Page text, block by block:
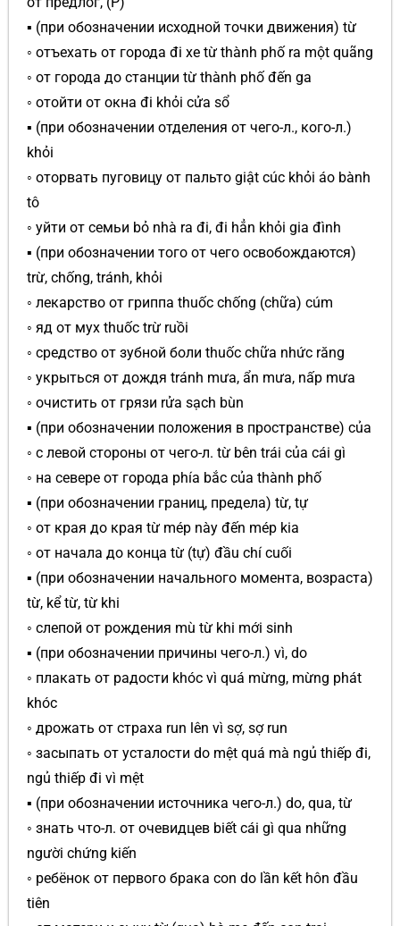
▪ (при обозначении исходной точки движения) từ
◦ отъехать от города đi xe từ thành phố ra một quãng
◦ от города до станции từ thành phố đến ga
◦ отойти от окна đi khỏi cửa sổ
▪ (при обозначении отделения от чего-л., кого-л.)
khỏi
◦ оторвать пуговицу от пальто giật cúc khỏi áo bành
tô
◦ уйти от семьи bỏ nhà ra đi, đi hẳn khỏi gia đình
▪ (при обозначении того от чего освобождаются)
trừ, chống, tránh, khỏi
◦ лекарство от гриппа thuốc chống (chữa) cúm
◦ яд от мух thuốc trừ ruồi
◦ средство от зубной боли thuốc chữa nhức răng
◦ укрыться от дождя tránh mưa, ẩn mưa, nấp mưa
◦ очистить от грязи rửa sạch bùn
▪ (при обозначении положения в пространстве) của
◦ с левой стороны от чего-л. từ bên trái của cái gì
◦ на севере от города phía bắc của thành phố
▪ (при обозначении границ, предела) từ, tự
◦ от края до края từ mép này đến mép kia
◦ от начала до конца từ (tự) đầu chí cuối
▪ (при обозначении начального момента, возраста)
từ, kể từ, từ khi
◦ слепой от рождения mù từ khi mới sinh
▪ (при обозначении причины чего-л.) vì, do
◦ плакать от радости khóc vì quá mừng, mừng phát
khóc
◦ дрожать от страха run lên vì sợ, sợ run
◦ засыпать от усталости do mệt quá mà ngủ thiếp đi,
ngủ thiếp đi vì mệt
▪ (при обозначении источника чего-л.) do, qua, từ
◦ знать что-л. от очевидцев biết cái gì qua những
người chứng kiến
◦ ребёнок от первого брака con do lần kết hôn đầu
tiên